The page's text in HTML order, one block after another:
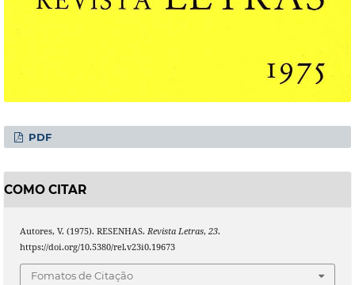
PDF
COMO CITAR
Autores, V. (1975). RESENHAS. Revista Letras, 23.
https://doi.org/10.5380/rel.v23i0.19673
Fomatos de Citação